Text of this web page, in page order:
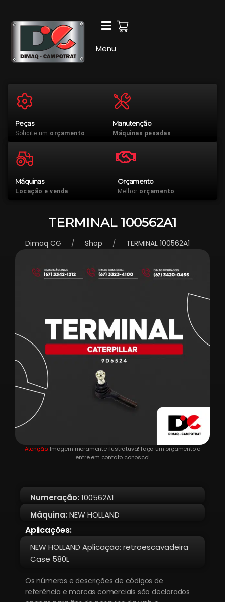
conteúdo
Menu
Peças
Solicite um orçamento
Manutenção
Máquinas pesadas
Máquinas
Locação e venda
Orçamento
Melhor orçamento
TERMINAL 100562A1
Dimaq CG Shop TERMINAL 100562A1
Atenção: Imagem meramente ilustratuva! faça um orçamento e
entre em contato conosco!
Numeração:100562A1
Máquina:NEW HOLLAND
Aplicações:
NEW HOLLAND Aplicação: retroescavadeira
Case 580L
Os números e descrições de códigos de
referência e marcas comerciais são declarados